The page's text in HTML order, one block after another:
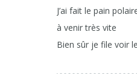
J’ai fait le pain
à venir très vite
Bien sûr je file voir